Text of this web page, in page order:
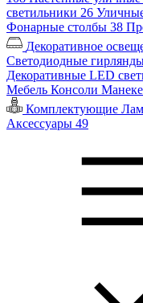
светильники 26
Фонарные столбы 38
Декоративное
Светодиодные
Декоративные LED
Мебель Консоли
Комплектующие
Аксессуары 49